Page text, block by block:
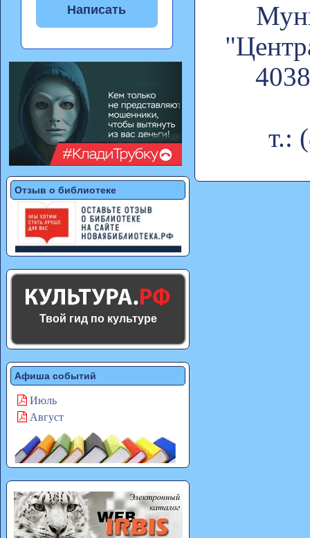
Написать
Отзыв о библиотеке
Твой гид по культуре
Афиша событий
Июль
Август
т.: